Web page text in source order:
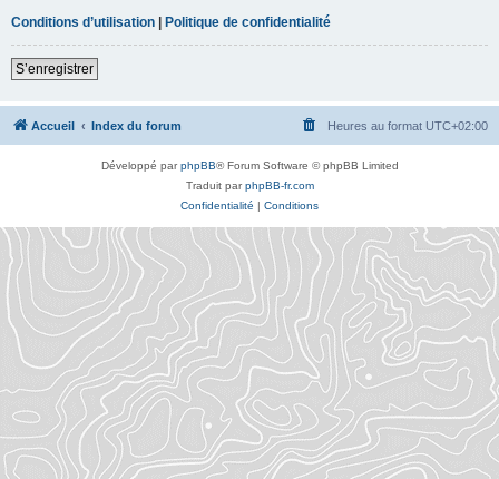
Conditions d’utilisation | Politique de confidentialité
S’enregistrer
Accueil Index du forum Heures au format UTC+02:00
Développé parphpBB® Forum Software © phpBB Limited
Traduit parphpBB-fr.com
Confidentialité | Conditions